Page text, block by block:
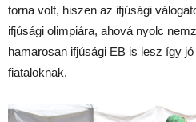
torna volt, hiszen az ifjúsági
ifjúsági olimpiára, ahová nyolc
hamarosan ifjúsági EB is lesz így
fiataloknak.